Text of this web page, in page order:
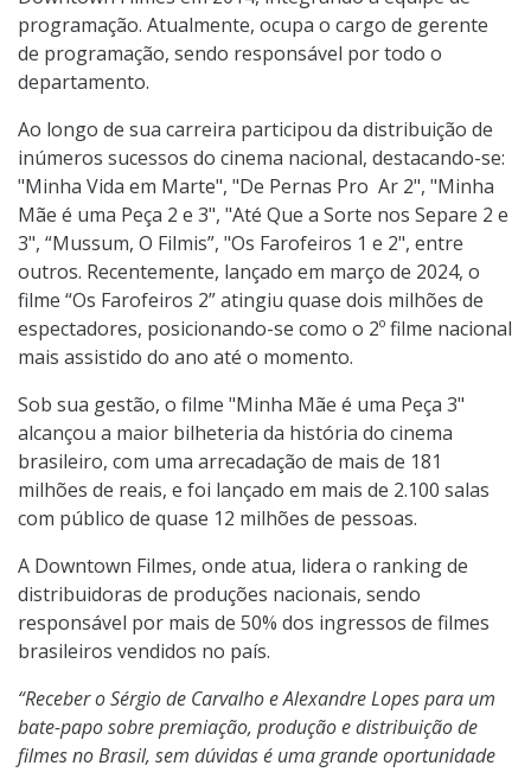
programação. Atualmente, ocupa o cargo de gerente
de programação, sendo responsável por todo o
departamento.
Ao longo de sua carreira participou da distribuição de
inúmeros sucessos do cinema nacional, destacando-se:
"Minha Vida em Marte", "De Pernas Pro Ar 2", "Minha
Mãe é uma Peça 2 e 3", "Até Que a Sorte nos Separe 2 e
3", “Mussum, O Filmis”, "Os Farofeiros 1 e 2", entre
outros. Recentemente, lançado em março de 2024, o
filme “Os Farofeiros 2” atingiu quase dois milhões de
espectadores, posicionando-se como o 2º filme nacional
mais assistido do ano até o momento.
Sob sua gestão, o filme "Minha Mãe é uma Peça 3"
alcançou a maior bilheteria da história do cinema
brasileiro, com uma arrecadação de mais de 181
milhões de reais, e foi lançado em mais de 2.100 salas
com público de quase 12 milhões de pessoas.
A Downtown Filmes, onde atua, lidera o ranking de
distribuidoras de produções nacionais, sendo
responsável por mais de 50% dos ingressos de filmes
brasileiros vendidos no país.
“Receber o Sérgio de Carvalho e Alexandre Lopes para um
bate-papo sobre premiação, produção e distribuição de
filmes no Brasil, sem dúvidas é uma grande oportunidade